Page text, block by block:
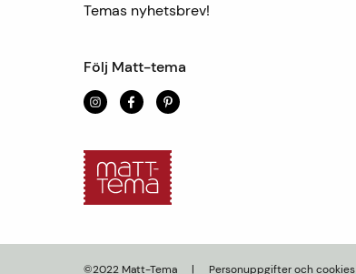
Temas nyhetsbrev!
Följ Matt-tema
©2022 Matt-Tema | Personuppgifter och cookies